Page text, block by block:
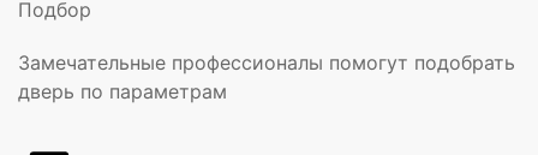
Подбор
Замечательные профессионалы помогут подобрать
дверь по параметрам